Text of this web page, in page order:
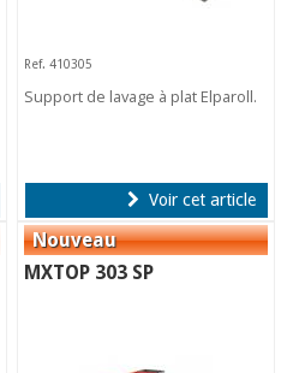
Ref. 410305
Support de lavage à plat Elparoll.
Voir cet article
MXTOP 303 SP